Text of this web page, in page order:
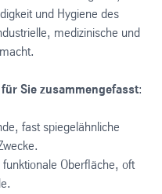
und Hygiene des
medizinische und
Sie zusammengefasst:
fast spiegelähnliche
Oberfläche, oft